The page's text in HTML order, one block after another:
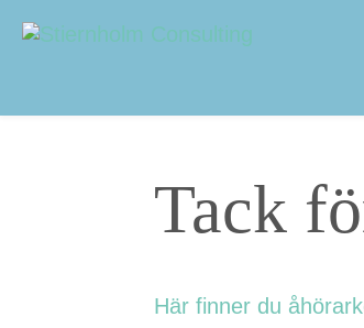
Sidhuvud
Tack
Här finner du